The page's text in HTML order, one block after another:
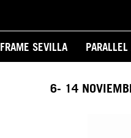
FRAME SEVILLA
6- 14